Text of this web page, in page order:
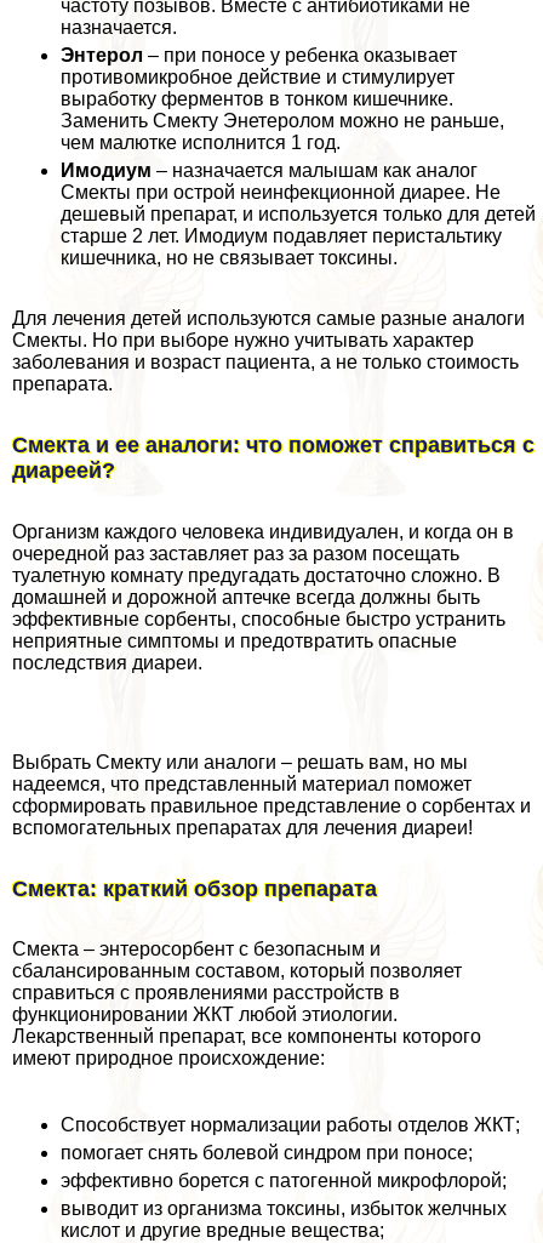
частоту позывов. Вместе с антибиотиками не
назначается.
Энтерол – при поносе у ребенка оказывает
противомикробное действие и стимулирует
выработку ферментов в тонком кишечнике.
Заменить Смекту Энетеролом можно не раньше,
чем малютке исполнится 1 год.
Имодиум – назначается малышам как аналог
Смекты при острой неинфекционной диарее. Не
дешевый препарат, и используется только для детей
старше 2 лет. Имодиум подавляет перистальтику
кишечника, но не связывает токсины.
Для лечения детей используются самые разные аналоги
Смекты. Но при выборе нужно учитывать хаpaктер
заболевания и возраст пациента, а не только стоимость
препарата.
Смекта и ее аналоги: что поможет справиться с
диареей?
Организм каждого человека индивидуален, и когда он в
очередной раз заставляет раз за разом посещать
туалетную комнату предугадать достаточно сложно. В
домашней и дорожной аптечке всегда должны быть
эффективные сорбенты, способные быстро устранить
неприятные симптомы и предотвратить опасные
последствия диареи.
Выбрать Смекту или аналоги – решать вам, но мы
надеемся, что представленный материал поможет
сформировать правильное представление о сорбентах и
вспомогательных препаратах для лечения диареи!
Смекта: краткий обзор препарата
Смекта – энтеросорбент с безопасным и
сбалансированным составом, который позволяет
справиться с проявлениями расстройств в
функционировании ЖКТ любой этиологии.
Лекарственный препарат, все компоненты которого
имеют природное происхождение:
Способствует нормализации работы отделов ЖКТ;
помогает снять болевой синдром при поносе;
эффективно борется с патогенной микрофлорой;
выводит из организма токсины, избыток желчных
кислот и другие вредные вещества;